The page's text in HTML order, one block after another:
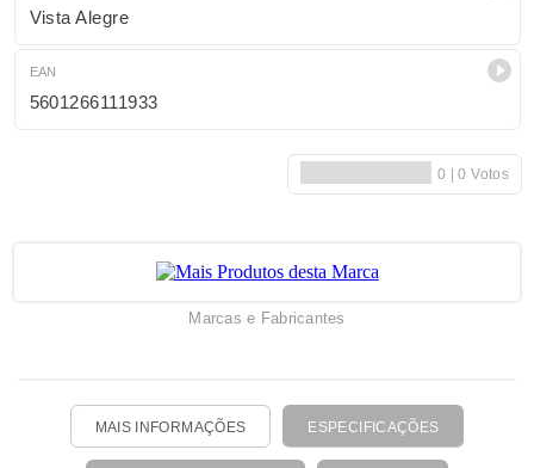
Vista Alegre
EAN
5601266111933
Marcas e Fabricantes
MAIS INFORMAÇÕES ESPECIFICAÇÕES